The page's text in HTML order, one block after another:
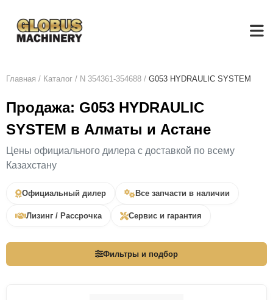
Главная / Каталог / N 354361-354688 / G053 HYDRAULIC SYSTEM
Продажа: G053 HYDRAULIC
SYSTEM в Алматы и Астане
Цены официального дилера с доставкой по всему
Казахстану
Официальный дилер Все запчасти в наличии
Лизинг / Рассрочка Сервис и гарантия
Фильтры и подбор